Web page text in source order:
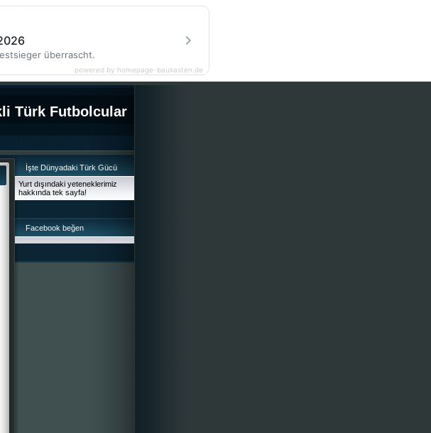
Türk Futbolcular
İşte Dünyadaki Türk Gücü
Yurt dışındaki yeteneklerimiz
hakkında tek sayfa!
Facebook beğen
überrascht.
powered by homepage-baukasten.de